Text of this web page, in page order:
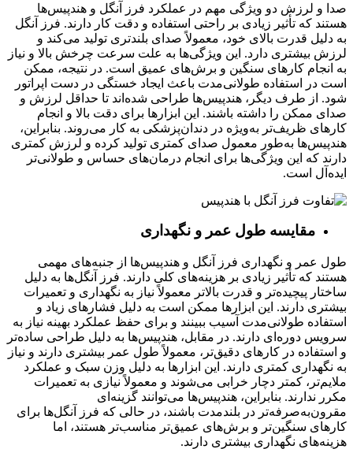
صدا و لرزش دو ویژگی مهم در عملکرد فرز آنگل و هندپیس‌ها
هستند که تأثیر زیادی بر راحتی استفاده و دقت کار دارند. فرز آنگل
به دلیل قدرت بالای خود، معمولاً صدای بلندتری تولید می‌کند و
لرزش بیشتری دارد. این ویژگی‌ها به علت سرعت چرخش بالا و نیاز
به انجام کارهای سنگین و برش‌های عمیق است. در نتیجه، ممکن
است در استفاده طولانی‌مدت باعث ایجاد خستگی در دست اپراتور
شود. از طرف دیگر، هندپیس‌ها طراحی شده‌اند تا حداقل لرزش و
صدای ممکن را داشته باشند. این ابزارها برای دقت بالا و انجام
کارهای ظریف‌تر به‌ویژه در دندان‌پزشکی به کار می‌روند. بنابراین،
هندپیس‌ها به‌طور معمول صدای کمتری تولید کرده و لرزش کمتری
دارند که این ویژگی‌ها برای انجام درمان‌های حساس و طولانی‌تر
ایده‌آل است.
مقایسه طول عمر و نگهداری
طول عمر و نگهداری فرز آنگل و هندپیس‌ها از جنبه‌های مهمی
هستند که تأثیر زیادی بر هزینه‌های کلی دارند. فرز آنگل‌ها به دلیل
ساختار پیچیده‌تر و قدرت بالاتر معمولاً نیاز به نگهداری و تعمیرات
بیشتری دارند. این ابزارها ممکن است به دلیل فشارهای زیاد و
استفاده طولانی‌مدت آسیب ببینند و برای حفظ عملکرد بهینه نیاز به
سرویس دوره‌ای دارند. در مقابل، هندپیس‌ها به دلیل طراحی ساده‌تر
و استفاده در کارهای دقیق‌تر، معمولاً طول عمر بیشتری دارند و نیاز
به نگهداری کمتری دارند. این ابزارها به دلیل وزن سبک و عملکرد
ملایم‌تر، کمتر دچار خرابی می‌شوند و معمولاً نیازی به تعمیرات
مکرر ندارند. بنابراین، هندپیس‌ها می‌توانند گزینه‌ای
مقرون‌به‌صرفه‌تر در بلندمدت باشند، در حالی که فرز آنگل‌ها برای
کارهای سنگین‌تر و برش‌های عمیق‌تر مناسب‌تر هستند، اما
هزینه‌های نگهداری بیشتری دارند.